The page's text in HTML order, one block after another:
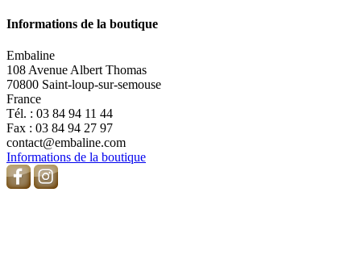
Informations de la boutique
Embaline
108 Avenue Albert Thomas
70800 Saint-loup-sur-semouse
France
Tél. : 03 84 94 11 44
Fax : 03 84 94 27 97
contact@embaline.com
Informations de la boutique